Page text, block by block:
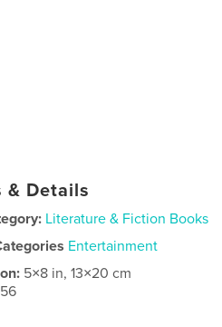
& Details
Literature & Fiction Books
Entertainment
5×8 in, 13×20 cm
56